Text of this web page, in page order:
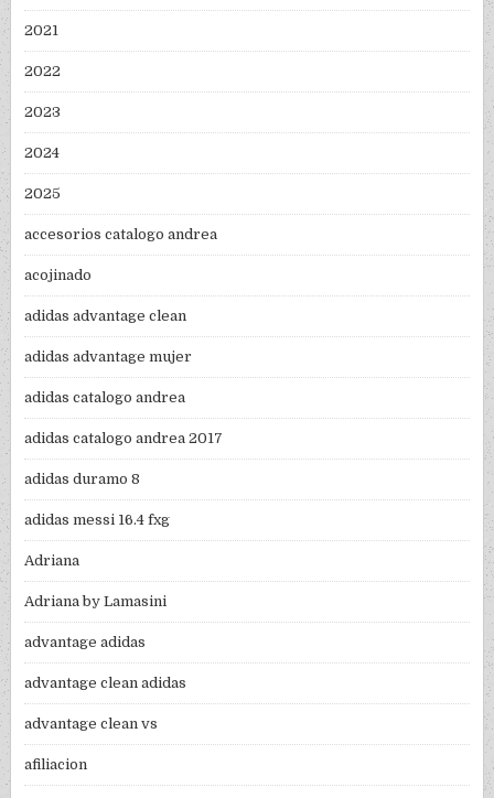
2021
2022
2023
2024
2025
accesorios catalogo andrea
acojinado
adidas advantage clean
adidas advantage mujer
adidas catalogo andrea
adidas catalogo andrea 2017
adidas duramo 8
adidas messi 16.4 fxg
Adriana
Adriana by Lamasini
advantage adidas
advantage clean adidas
advantage clean vs
afiliacion